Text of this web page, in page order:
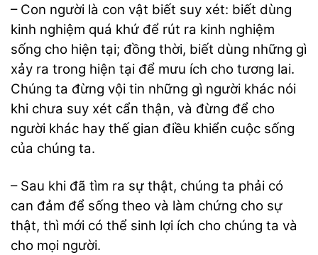
– Con người là con vật biết suy xét: biết dùng
kinh nghiệm quá khứ để rút ra kinh nghiệm
sống cho hiện tại; đồng thời, biết dùng những gì
xảy ra trong hiện tại để mưu ích cho tương lai.
Chúng ta đừng vội tin những gì người khác nói
khi chưa suy xét cẩn thận, và đừng để cho
người khác hay thế gian điều khiển cuộc sống
của chúng ta.
– Sau khi đã tìm ra sự thật, chúng ta phải có
can đảm để sống theo và làm chứng cho sự
thật, thì mới có thể sinh lợi ích cho chúng ta và
cho mọi người.